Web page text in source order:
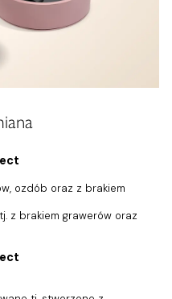
ozdób oraz z brakiem
z brakiem grawerów oraz